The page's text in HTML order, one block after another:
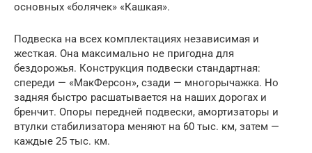
основных «болячек» «Кашкая».
Подвеска на всех комплектациях независимая и
жесткая. Она максимально не пригодна для
бездорожья. Конструкция подвески стандартная:
спереди — «МакФерсон», сзади — многорычажка. Но
задняя быстро расшатывается на наших дорогах и
бренчит. Опоры передней подвески, амортизаторы и
втулки стабилизатора меняют на 60 тыс. км, затем —
каждые 25 тыс. км.